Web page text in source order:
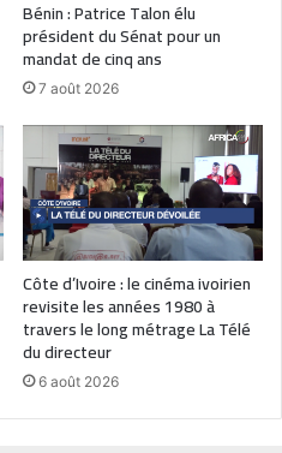
Bénin : Patrice Talon élu
président du Sénat pour un
mandat de cinq ans
7 août 2026
Côte d’Ivoire : le cinéma ivoirien
revisite les années 1980 à
travers le long métrage La Télé
du directeur
6 août 2026